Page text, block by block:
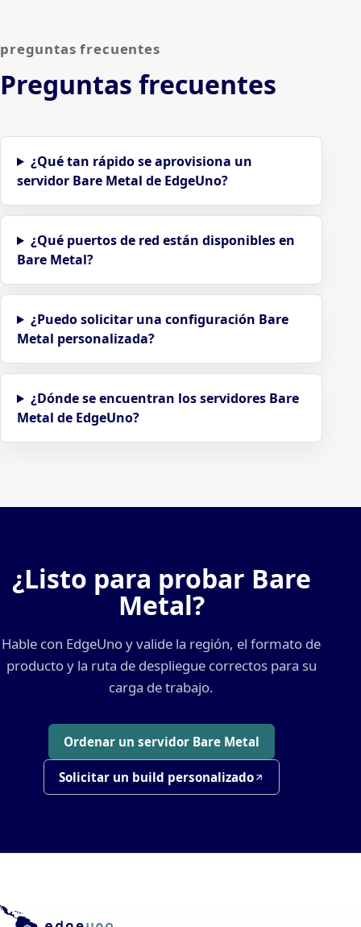
preguntas frecuentes
Preguntas frecuentes
¿Qué tan rápido se aprovisiona un
servidor Bare Metal de EdgeUno?
¿Qué puertos de red están disponibles en
Bare Metal?
¿Puedo solicitar una configuración Bare
Metal personalizada?
¿Dónde se encuentran los servidores Bare
Metal de EdgeUno?
¿Listo para probar Bare
Metal?
Hable con EdgeUno y valide la región, el formato de
producto y la ruta de despliegue correctos para su
carga de trabajo.
Ordenar un servidor Bare Metal
Solicitar un build personalizado